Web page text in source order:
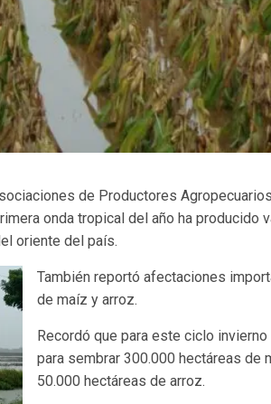
de Productores
onda tropical del año ha producido
oriente del país.
También reportó afectaciones
de maíz y arroz.
Recordó que para este ciclo
para sembrar 300.000 hectáreas de
50.000 hectáreas de arroz.